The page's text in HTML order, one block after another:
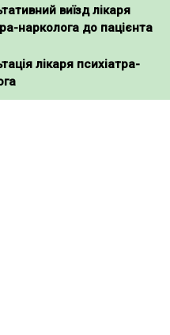
виїзд лікаря
нарколога до пацієнта
лікаря психіатра-